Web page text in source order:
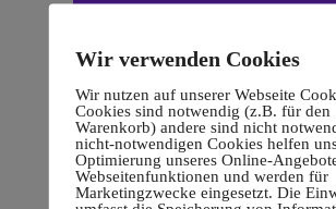
Wir verwenden Cookies
Wir nutzen auf unserer Webseite
Cookies sind notwendig (z.B. für den
Warenkorb) andere sind nicht
nicht-notwendigen Cookies helfen
Optimierung unseres Online-
Webseitenfunktionen und werden für
Marketingzwecke eingesetzt. Die